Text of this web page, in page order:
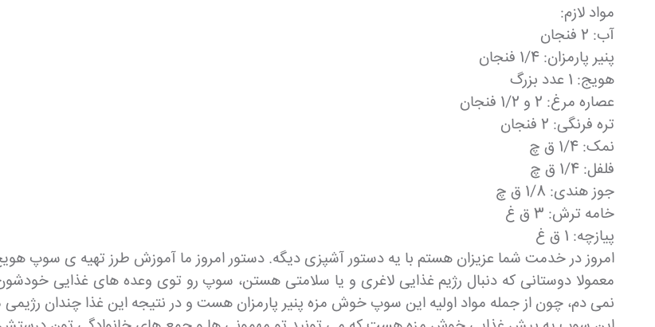
مواد لازم:
آب: 2 فنجان
پنیر پارمزان: 1/4 فنجان
هویج: 1 عدد بزرگ
عصاره مرغ: 2 و 1/2 فنجان
تره فرنگی: 2 فنجان
نمک: 1/4 ق چ
فلفل: 1/4 ق چ
جوز هندی: 1/8 ق چ
خامه ترش: 3 ق غ
پیازچه: 1 ق غ
امروز در خدمت شما عزیزان هستم با یه دستور آشپزی دیگه. دستور امروز ما آموزش طرز تهیه ی سوپ
معمولا دوستانی که دنبال رژیم غذایی لاغری و یا سلامتی هستن، سوپ رو توی وعده های غذایی
نمی دم، چون از جمله مواد اولیه این سوپ خوش مزه پنیر پارمزان هست و در نتیجه این غذا چندان